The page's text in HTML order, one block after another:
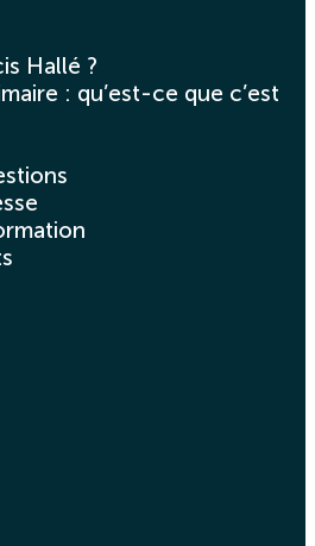
Hallé ?
: qu’est-ce que c’est